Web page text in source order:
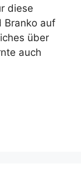
diese
Branko auf
über
auch